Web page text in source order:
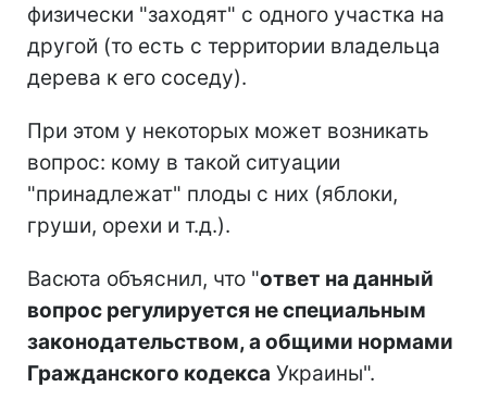
физически "заходят" с одного участка на
другой (то есть с территории владельца
дерева к его соседу).
При этом у некоторых может возникать
вопрос: кому в такой ситуации
"принадлежат" плоды с них (яблоки,
груши, орехи и т.д.).
Васюта объяснил, что "ответ на данный
вопрос регулируется не специальным
законодательством, а общими нормами
Гражданского кодекса Украины".